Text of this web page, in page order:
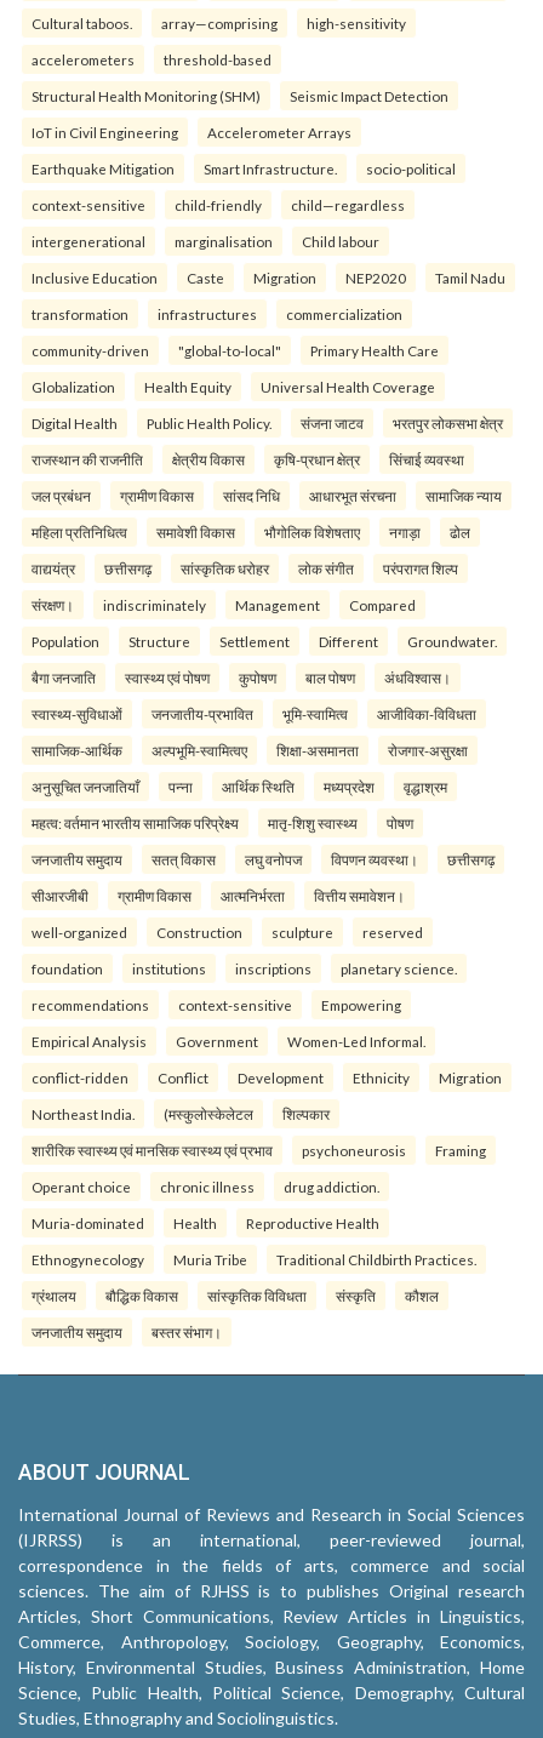
Cultural taboos. array—comprising high-sensitivity
accelerometers threshold-based
Structural Health Monitoring (SHM) Seismic Impact Detection
IoT in Civil Engineering Accelerometer Arrays
Earthquake Mitigation Smart Infrastructure. socio-political
context-sensitive child-friendly child—regardless
intergenerational marginalisation Child labour
Inclusive Education Caste Migration NEP2020 Tamil Nadu
transformation infrastructures commercialization
community-driven "global-to-local" Primary Health Care
Globalization Health Equity Universal Health Coverage
Digital Health Public Health Policy. संजना जाटव भरतपुर लोकसभा क्षेत्र
राजस्थान की राजनीति क्षेत्रीय विकास कृषि-प्रधान क्षेत्र सिंचाई व्यवस्था
जल प्रबंधन ग्रामीण विकास सांसद निधि आधारभूत संरचना सामाजिक न्याय
महिला प्रतिनिधित्व समावेशी विकास भौगोलिक विशेषताए नगाड़ा ढोल
वाद्ययंत्र छत्तीसगढ़ सांस्कृतिक धरोहर लोक संगीत परंपरागत शिल्प
संरक्षण। indiscriminately Management Compared
Population Structure Settlement Different Groundwater.
बैगा जनजाति स्वास्थ्य एवं पोषण कुपोषण बाल पोषण अंधविश्वास।
स्वास्थ्य-सुविधाओं जनजातीय-प्रभावित भूमि-स्वामित्व आजीविका-विविधता
सामाजिक-आर्थिक अल्पभूमि-स्वामित्वए शिक्षा-असमानता रोजगार-असुरक्षा
अनुसूचित जनजातियाँ पन्ना आर्थिक स्थिति मध्यप्रदेश वृद्धाश्रम
महत्व: वर्तमान भारतीय सामाजिक परिप्रेक्ष्य मातृ-शिशु स्वास्थ्य पोषण
जनजातीय समुदाय सतत् विकास लघु वनोपज विपणन व्यवस्था। छत्तीसगढ़
सीआरजीबी ग्रामीण विकास आत्मनिर्भरता वित्तीय समावेशन।
well-organized Construction sculpture reserved
foundation institutions inscriptions planetary science.
recommendations context-sensitive Empowering
Empirical Analysis Government Women-Led Informal.
conflict-ridden Conflict Development Ethnicity Migration
Northeast India. (मस्कुलोस्केलेटल शिल्पकार
शारीरिक स्वास्थ्य एवं मानसिक स्वास्थ्य एवं प्रभाव psychoneurosis Framing
Operant choice chronic illness drug addiction.
Muria-dominated Health Reproductive Health
Ethnogynecology Muria Tribe Traditional Childbirth Practices.
ग्रंथालय बौद्धिक विकास सांस्कृतिक विविधता संस्कृति कौशल
जनजातीय समुदाय बस्तर संभाग।
ABOUT JOURNAL
International Journal of Reviews and Research in Social Sciences
(IJRRSS) is an international, peer-reviewed journal,
correspondence in the fields of arts, commerce and social
sciences. The aim of RJHSS is to publishes Original research
Articles, Short Communications, Review Articles in Linguistics,
Commerce, Anthropology, Sociology, Geography, Economics,
History, Environmental Studies, Business Administration, Home
Science, Public Health, Political Science, Demography, Cultural
Studies, Ethnography and Sociolinguistics.